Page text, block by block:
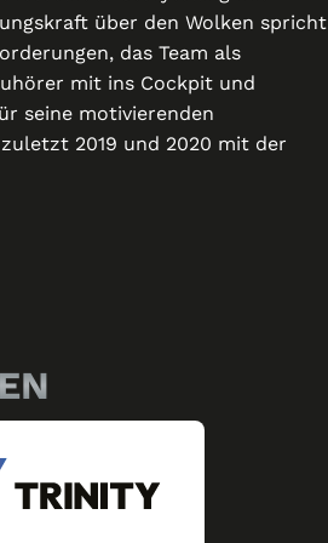
über den Wolken spricht
das Team als
mit ins Cockpit und
seine motivierenden
2019 und 2020 mit der